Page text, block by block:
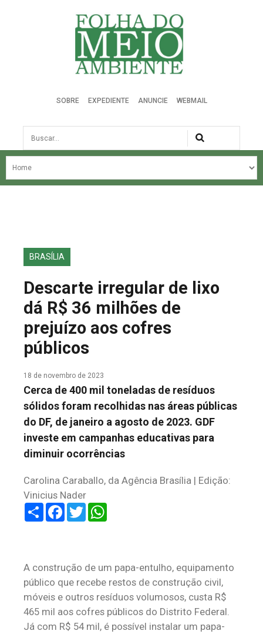
Folha do Meio Ambiente
SOBRE EXPEDIENTE ANUNCIE WEBMAIL
Busca
NOSSA HISTÓRIA
EDIÇÕES ANTERIORES
FALE CONOSCO
BRASÍLIA
Descarte irregular de lixo
dá R$ 36 milhões de
prejuízo aos cofres
públicos
18 de novembro de 2023
Cerca de 400 mil toneladas de resíduos
sólidos foram recolhidas nas áreas públicas
do DF, de janeiro a agosto de 2023. GDF
investe em campanhas educativas para
diminuir ocorrências
Carolina Caraballo, da Agência Brasília | Edição:
Vinicius Nader
ShareFacebook
Twitter
A construção de um papa-entulho, equipamento
público que recebe restos de construção civil,
móveis e outros resíduos volumosos, custa R$
465 mil aos cofres públicos do Distrito Federal.
Já com R$ 54 mil, é possível instalar um papa-